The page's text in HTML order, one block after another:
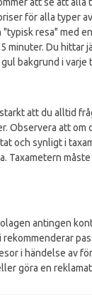
för alla typer
resa" med
minuter. Du hittar
bakgrund i varje
att du alltid
Observera att om
och synligt i
Taxametern
antingen
i händelse av
göra en